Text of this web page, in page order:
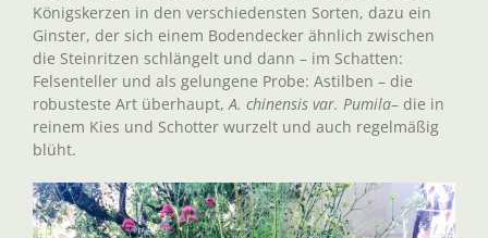
Königskerzen in den verschiedensten Sorten, dazu ein
Ginster, der sich einem Bodendecker ähnlich zwischen
die Steinritzen schlängelt und dann – im Schatten:
Felsenteller und als gelungene Probe: Astilben – die
robusteste Art überhaupt,A. chinensis var. Pumila– die in
reinem Kies und Schotter wurzelt und auch regelmäßig
blüht.